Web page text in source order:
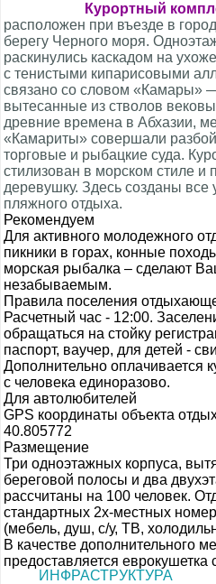
Курортный
расположен при въезде в
берегу Черного моря.
раскинулись каскадом на
с тенистыми кипарисовыми
связано со словом «Камары»
вытесанные из стволов
древние времена в Абхазии,
«Камариты» совершали
торговые и рыбацкие суда.
стилизован в морском стиле
деревушку. Здесь созданы все
пляжного отдыха.
Рекомендуем
Для активного молодежного
пикники в горах, конные
морская рыбалка – сделают
незабываемым.
Правила поселения
Расчетный час - 12:00.
обращаться на стойку
паспорт, ваучер, для детей -
Дополнительно оплачивается
с человека единоразово.
Для автолюбителей
GPS координаты объекта
40.805772
Размещение
Три одноэтажных корпуса,
береговой полосы и два
рассчитаны на 100 человек.
стандартных 2х-местных
(мебель, душ, с/у, ТВ,
В качестве дополнительного
предоставляется
ИНФРАСТРУКТУРА